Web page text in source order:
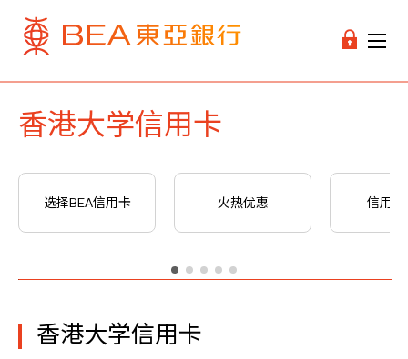
香港大学信用卡
选择BEA信用卡 火热优惠 信用卡
香港大学信用卡